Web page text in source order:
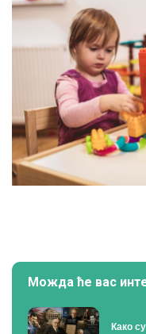
Можда ће вас
Како